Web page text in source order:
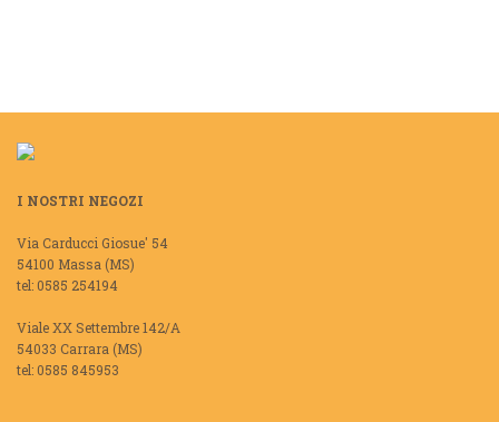
I NOSTRI NEGOZI
Via Carducci Giosue' 54
54100 Massa (MS)
tel: 0585 254194
Viale XX Settembre 142/A
54033 Carrara (MS)
tel: 0585 845953